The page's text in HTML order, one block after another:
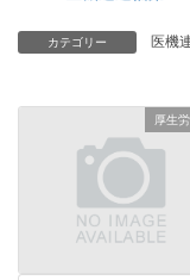
カテゴリー 医機
厚生